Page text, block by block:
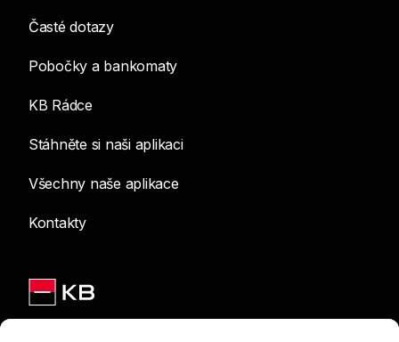
Časté dotazy
Pobočky a bankomaty
KB Rádce
Stáhněte si naši aplikaci
Všechny naše aplikace
Kontakty